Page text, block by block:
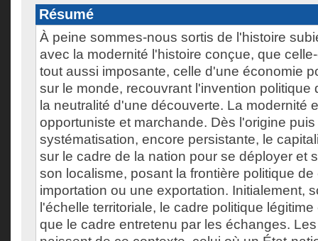
Résumé
À peine sommes-nous sortis de l'histoire
avec la modernité l'histoire conçue, que
tout aussi imposante, celle d'une économie
sur le monde, recouvrant l'invention politique
la neutralité d'une découverte. La modernité
opportuniste et marchande. Dès l'origine
systématisation, encore persistante, le
sur le cadre de la nation pour se déployer et
son localisme, posant la frontière politique
importation ou une exportation. Initialement,
l'échelle territoriale, le cadre politique
que le cadre entretenu par les échanges.